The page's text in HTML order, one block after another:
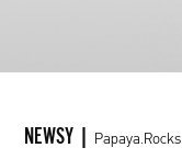
NEWSY | Papaya.Rocks